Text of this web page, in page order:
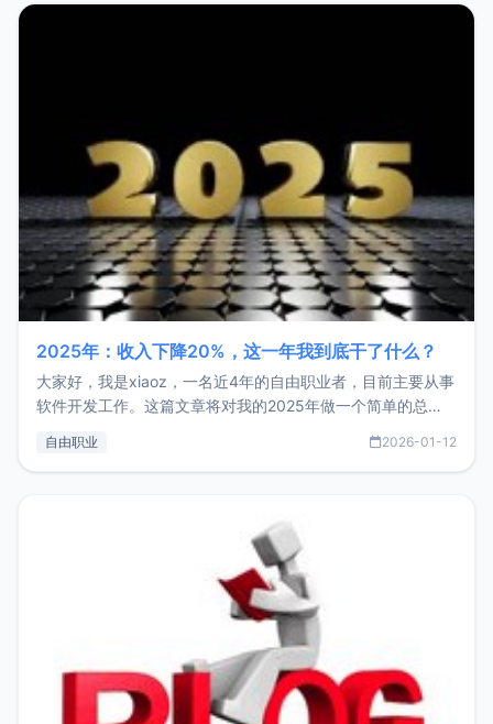
2025年：收入下降20%，这一年我到底干了什么？
大家好，我是xiaoz，一名近4年的自由职业者，目前主要从事
软件开发工作。这篇文章将对我的2025年做一个简单的总
收入下降20%，但却过得很充实，2026年不求突破，但求保
自由职业 2026-01-12